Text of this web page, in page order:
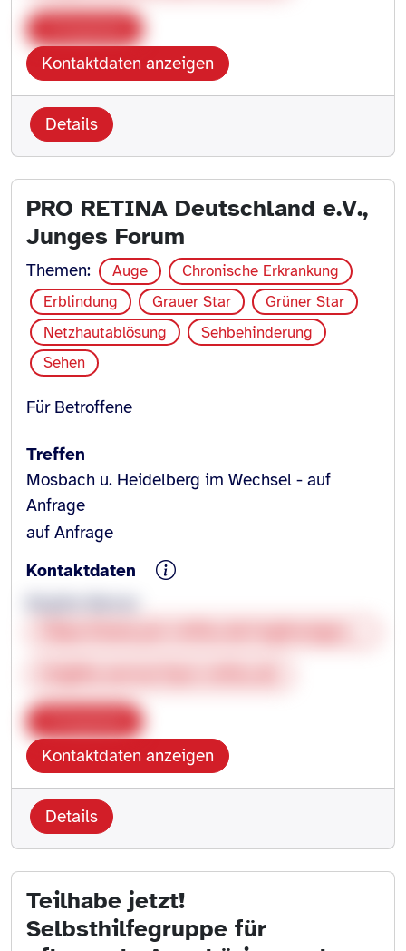
Kontaktdaten anzeigen
Details
PRO RETINA Deutschland e.V.,
Junges Forum
Themen: Auge
Chronische Erkrankung
Erblindung
Grauer Star
Grüner Star
Netzhautablösung
Sehbehinderung
Sehen
Für Betroffene
Treffen
Mosbach u. Heidelberg im Wechsel - auf
Anfrage
auf Anfrage
Kontaktdaten
Kontaktdaten anzeigen
Details
Teilhabe jetzt!
Selbsthilfegruppe für